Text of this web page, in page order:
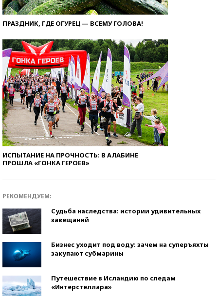
ПРАЗДНИК, ГДЕ ОГУРЕЦ — ВСЕМУ ГОЛОВА!
ИСПЫТАНИЕ НА ПРОЧНОСТЬ: В АЛАБИНЕ
ПРОШЛА «ГОНКА ГЕРОЕВ»
РЕКОМЕНДУЕМ:
Судьба наследства: истории удивительных
завещаний
Бизнес уходит под воду: зачем на суперъяхты
закупают субмарины
Путешествие в Исландию по следам
«Интерстеллара»